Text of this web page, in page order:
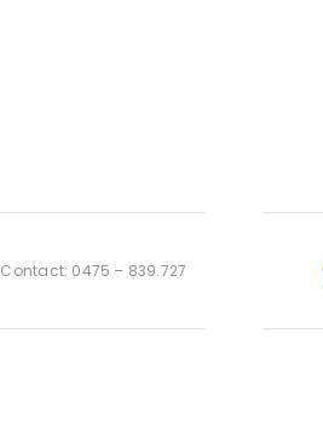
Contact: 0475 – 839.727